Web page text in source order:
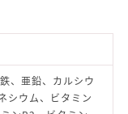
、亜鉛、カルシウ
シウム、ビタミン